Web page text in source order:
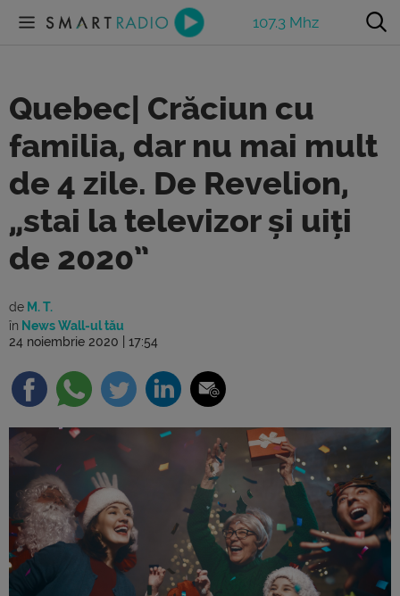
107.3 Mhz
Quebec| Crăciun cu
familia, dar nu mai mult
de 4 zile. De Revelion,
„stai la televizor și uiți
de 2020”
de M. T.
în News Wall-ul tău
24 noiembrie 2020 | 17:54